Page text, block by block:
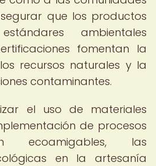
que los productos
ambientales
fomentan la
recursos naturales y la
contaminantes.
el uso de materiales
de procesos
ecoamigables, las
en la artesanía